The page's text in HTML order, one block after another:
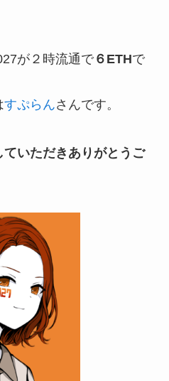
が２時流通で６ETHで
すぷらんさんです。
いただきありがとうご